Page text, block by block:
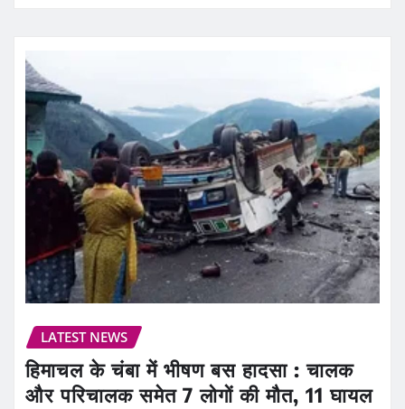
LATEST NEWS
हिमाचल के चंबा में भीषण बस हादसा : चालक
और परिचालक समेत 7 लोगों की मौत, 11 घायल